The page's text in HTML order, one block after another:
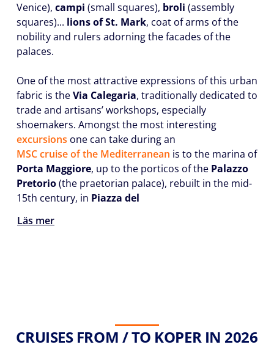
Venice), campi (small squares), broli (assembly
squares)... lions of St. Mark, coat of arms of the
nobility and rulers adorning the facades of the
palaces.
One of the most attractive expressions of this urban
fabric is theVia Calegaria, traditionally dedicated to
trade and artisans’ workshops, especially
shoemakers. Amongst the most interesting
excursions one can take during an
MSC cruise of the Mediterranean is to the marina of
Porta Maggiore, up to the porticos of the Palazzo
Pretorio(the praetorian palace), rebuilt in the mid-
15th century, in Piazza del
Läs mer
CRUISES FROM / TO KOPER IN 2026